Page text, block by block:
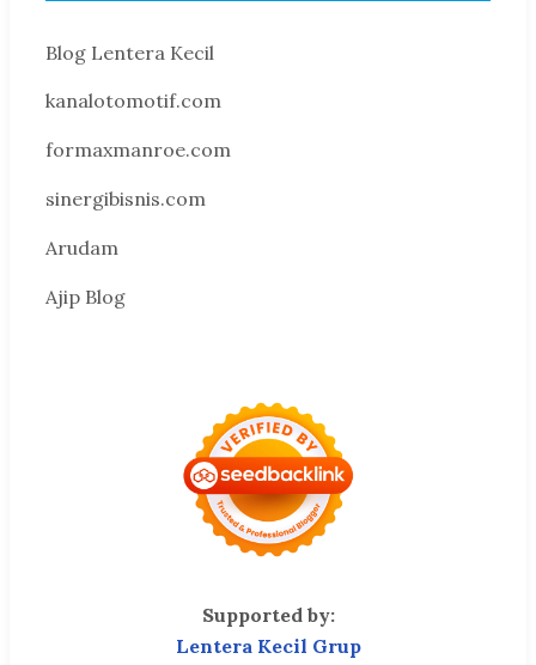
Blog Lentera Kecil
kanalotomotif.com
formaxmanroe.com
sinergibisnis.com
Arudam
Ajip Blog
Supported by:
Lentera Kecil Grup